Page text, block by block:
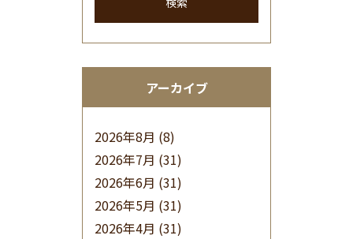
アーカイブ
2026年8月 (8)
2026年7月 (31)
2026年6月 (31)
2026年5月 (31)
2026年4月 (31)